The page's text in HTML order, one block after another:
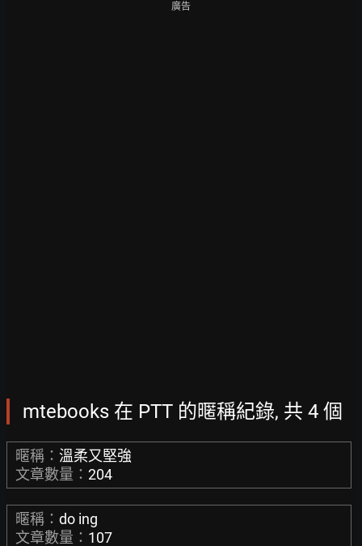
廣告
mtebooks 在 PTT 的暱稱紀錄, 共 4 個
暱稱： 溫柔又堅強
文章數量： 204
暱稱： do ing
文章數量： 107